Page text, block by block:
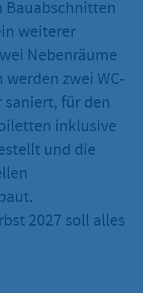
Bauabschnitten
weiterer
Nebenräume
zwei WC-
für den
inklusive
und die
2027 soll alles